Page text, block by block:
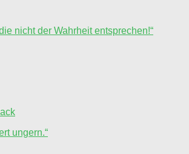
nicht der Wahrheit entsprechen!“
ungern.“